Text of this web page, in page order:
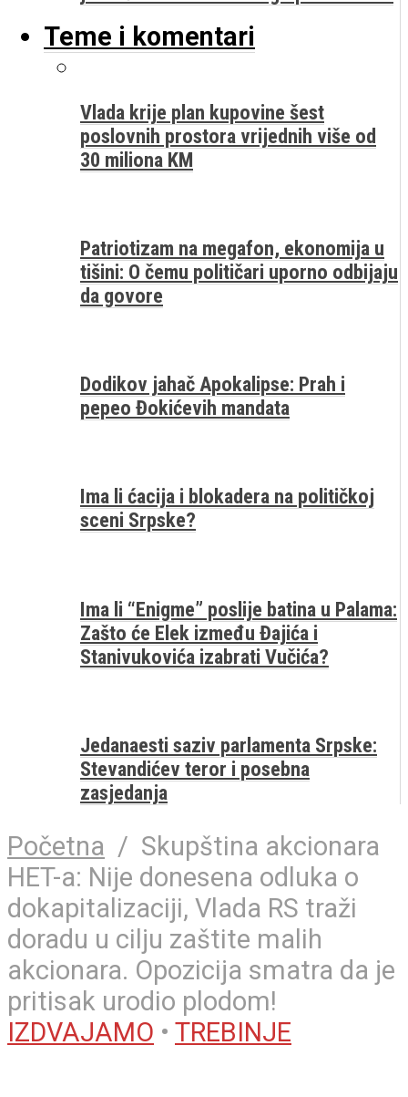
Teme i komentari
Vlada krije plan kupovine šest
poslovnih prostora vrijednih više od
30 miliona KM
Patriotizam na megafon, ekonomija u
tišini: O čemu političari uporno odbijaju
da govore
Dodikov jahač Apokalipse: Prah i
pepeo Đokićevih mandata
Ima li ćacija i blokadera na političkoj
sceni Srpske?
Ima li “Enigme” poslije batina u Palama:
Zašto će Elek između Đajića i
Stanivukovića izabrati Vučića?
Jedanaesti saziv parlamenta Srpske:
Stevandićev teror i posebna
zasjedanja
Početna / Skupština akcionara
HET-a: Nije donesena odluka o
dokapitalizaciji, Vlada RS traži
doradu u cilju zaštite malih
akcionara. Opozicija smatra da je
pritisak urodio plodom!
IZDVAJAMO • TREBINJE